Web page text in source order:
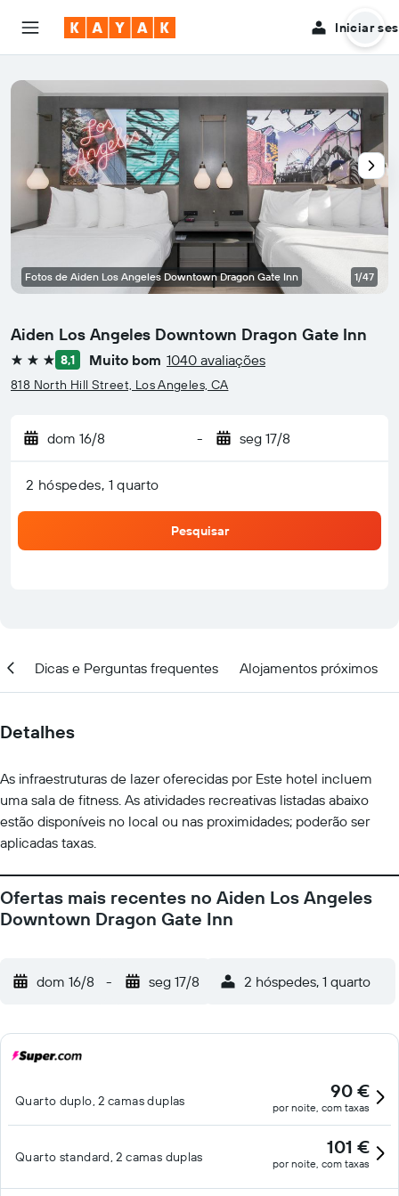
Iniciar
Aiden Los Angeles Downtown Dragon Gate Inn
3 estrelas8,1 Muito bom 1040 avaliações
818 North Hill Street, Los Angeles, CA
dom 16/8 - seg 17/8
2 hóspedes, 1 quarto
Pesquisar
Fotos de Aiden Los Angeles Downtown Dragon Gate Inn 1/47
Dicas e Perguntas frequentes Alojamentos próximos
Detalhes
As infraestruturas de lazer oferecidas por Este hotel incluem
uma sala de fitness. As atividades recreativas listadas abaixo
estão disponíveis no local ou nas proximidades; poderão ser
aplicadas taxas.
Ofertas mais recentes no Aiden Los Angeles
Downtown Dragon Gate Inn
dom 16/8 - seg 17/8 2 hóspedes, 1 quarto
Quarto duplo, 2 camas duplas 90 €
por noite, com taxas
Quarto standard, 2 camas duplas 101 €
por noite, com taxas